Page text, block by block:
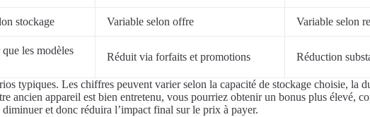
stockage Variable selon offre Variable selon
les modèles
Réduit via forfaits et promotions Réduction
typiques. Les chiffres peuvent varier selon la capacité de stockage choisie, la
ancien appareil est bien entretenu, vous pourriez obtenir un bonus plus
et donc réduira l’impact final sur le prix à payer.